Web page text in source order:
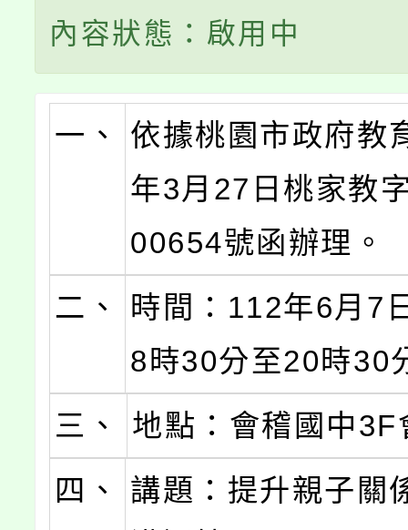
內容狀態：啟用中
一、
依據桃園市政府教
年3月27日桃家教
00654號函辦理。
二、
時間：112年6月7
8時30分至20時30
三、
地點：會稽國中3F
四、
講題：提升親子關